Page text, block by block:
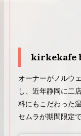
kirkekafe
オーナーがノルウ
し、近年静岡に二
料にもこだわった
セムラが期間限定